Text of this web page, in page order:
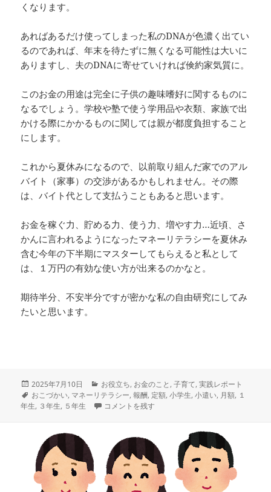
くなります。
あればあるだけ使ってしまった私のDNAが色濃く出てい
るのであれば、年末を待たずに無くなる可能性は大いに
ありますし、夫のDNAに寄せていければ倹約家気質に。
このお金の用途は完全に子供の趣味嗜好に関するものに
なるでしょう。学校や塾で使う学用品や衣類、家族で出
かける際にかかるものに関しては親が都度負担すること
にします。
これから夏休みになるので、以前取り組んだ家でのアル
バイト（家事）の交渉があるかもしれません。その際
は、バイト代として支払うこともあると思います。
お金を稼ぐ力、貯める力、使う力、増やす力…近頃、さ
かんに言われるようになったマネーリテラシーを夏休み
含む今年の下半期にマスターしてもらえると私として
は、１万円の有効な使い方が出来るのかなと。
期待半分、不安半分ですが密かな私の自由研究にしてみ
たいと思います。
投
稿
日:
2025年7月10日
カ
テ
ゴ
お役立ち, お金のこと ,子育て,実践レポート
タ
グ
おこづかい, マネーリテラシー,報酬, 定額,小学生,小遣い, 月額, １
年生, ３年生, ５年生 小学５年生の長女と考えるお金のこと① に
コメントを残す